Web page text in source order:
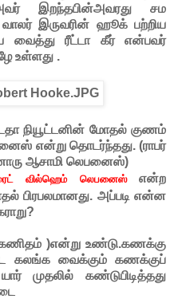
இறந்தபின்அவரது சம
இருவரின் ஹூக் பற்றிய
ரீட்டா கீர் என்பவர்
உள்ளது .
நியூட்டனின் மோதல் குணம்
என்று தொடர்ந்தது. (ராபர்
ஆசாமி லெபனைஸ்)
வில்ஹெம் லெபனைஸ் என்ற
அப்படி என்ன
)என்று உண்டு.கணக்கு
கலங்க வைக்கும் கணக்குப்
முதலில் கண்டுபிடித்தது